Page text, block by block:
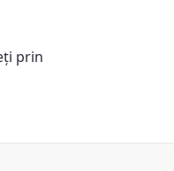
prin